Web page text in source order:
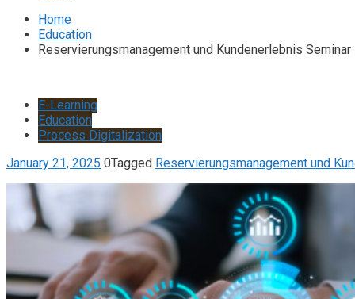
Home
Education
Reservierungsmanagement und Kundenerlebnis Seminar
E-Learning
Education
Process Digitalization
January 21, 2025 0Tagged Reservierungsmanagement und